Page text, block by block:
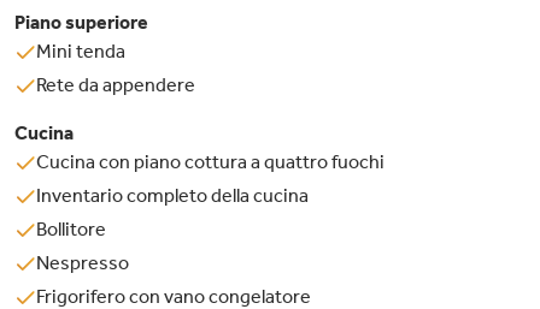
Piano superiore
Mini tenda
Rete da appendere
Cucina
Cucina con piano cottura a quattro fuochi
Inventario completo della cucina
Bollitore
Nespresso
Frigorifero con vano congelatore